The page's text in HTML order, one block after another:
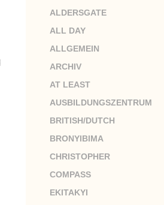
ALDERSGATE
ALL DAY
ALLGEMEIN
ARCHIV
AT LEAST
AUSBILDUNGSZENTRUM
BRITISH/DUTCH
BRONYIBIMA
CHRISTOPHER
COMPASS
EKITAKYI